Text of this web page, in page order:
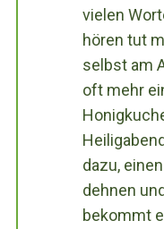
vielen
hören tut
selbst am
oft mehr
dazu,
dehnen
bekommt